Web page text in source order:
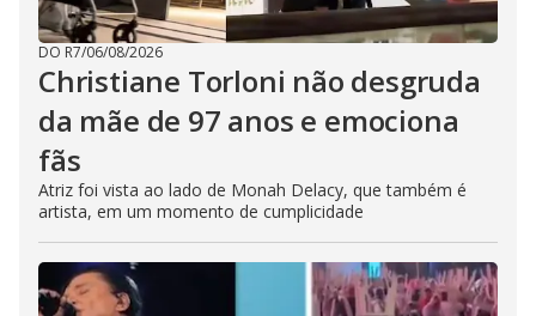
DO R7/06/08/2026
Christiane Torloni não desgruda
da mãe de 97 anos e emociona
fãs
Atriz foi vista ao lado de Monah Delacy, que também é
artista, em um momento de cumplicidade